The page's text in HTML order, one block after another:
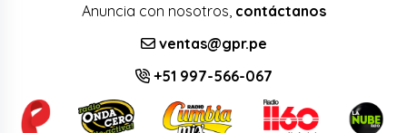
Anuncia con nosotros, contáctanos
ventas@gpr.pe
+51 997-566-067